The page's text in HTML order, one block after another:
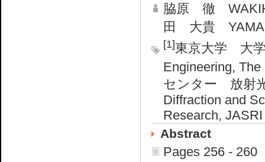
脇原 徹
田 大貴
[1]東京大学 大
Engineering,
センター 放射
Diffraction and
Research, JASRI
Abstract
Pages 256 - 260